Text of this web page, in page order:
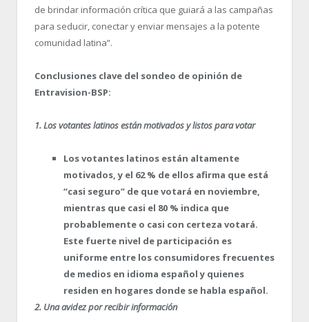
de brindar información crítica que guiará a las campañas
para seducir, conectar y enviar mensajes a la potente
comunidad latina”.
Conclusiones clave del sondeo de opinión de
Entravision-BSP:
1. Los votantes latinos están motivados y listos para votar
Los votantes latinos están altamente
motivados, y el 62 % de ellos afirma que está
“casi seguro” de que votará en noviembre,
mientras que casi el 80 % indica que
probablemente o casi con certeza votará.
Este fuerte nivel de participación es
uniforme entre los consumidores frecuentes
de medios en idioma español y quienes
residen en hogares donde se habla español.
2. Una avidez por recibir información